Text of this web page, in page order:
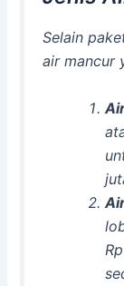
Selain
air mancur